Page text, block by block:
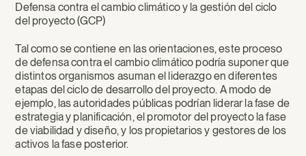
Defensa contra el cambio climático y la gestión del ciclo
del proyecto (GCP)
Tal como se contiene en las orientaciones, este proceso
de defensa contra el cambio climático podría suponer que
distintos organismos asuman el liderazgo en diferentes
etapas del ciclo de desarrollo del proyecto. A modo de
ejemplo, las autoridades públicas podrían liderar la fase de
estrategia y planificación, el promotor del proyecto la fase
de viabilidad y diseño, y los propietarios y gestores de los
activos la fase posterior.